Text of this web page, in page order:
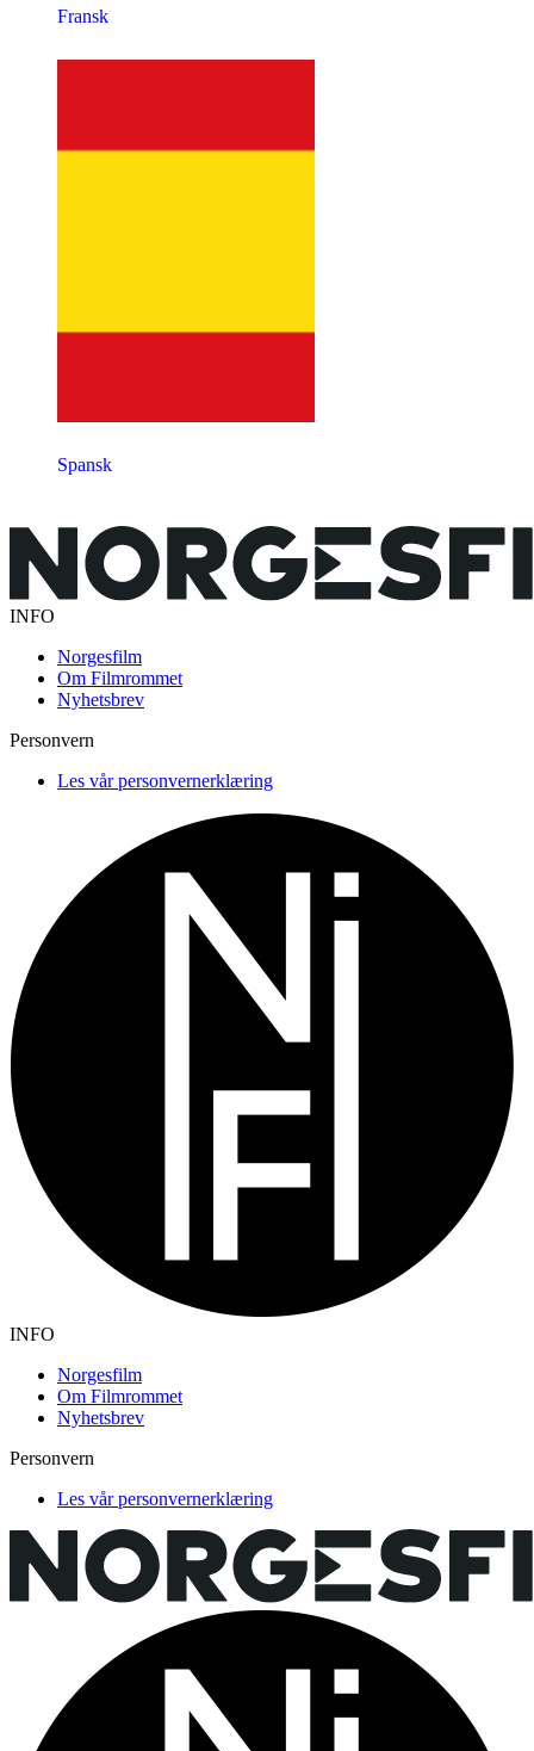
Fransk
Spansk
INFO
Norgesfilm
Om Filmrommet
Nyhetsbrev
Personvern
Les vår personvernerklæring
INFO
Norgesfilm
Om Filmrommet
Nyhetsbrev
Personvern
Les vår personvernerklæring